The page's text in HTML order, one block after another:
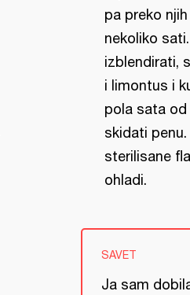
pa preko
nekoliko
izblendirati,
i limontus i
pola sata od
skidati
sterilisane
ohladi.
SAVET
Ja sam